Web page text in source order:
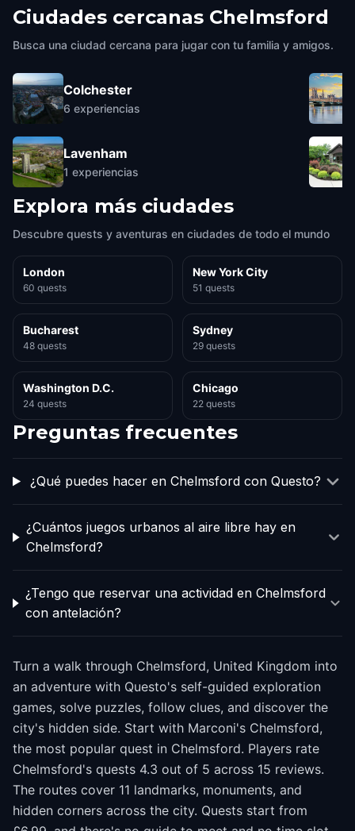
Ciudades cercanas Chelmsford
Busca una ciudad cercana para jugar con tu familia y amigos.
Colchester
6 experiencias
Lavenham
1 experiencias
Explora más ciudades
Descubre quests y aventuras en ciudades de todo el mundo
London
60 quests
New York City
51 quests
Bucharest
48 quests
Sydney
29 quests
Washington D.C.
24 quests
Chicago
22 quests
Preguntas frecuentes
¿Qué puedes hacer en Chelmsford con Questo?
¿Cuántos juegos urbanos al aire libre hay en
Chelmsford?
¿Tengo que reservar una actividad en Chelmsford
con antelación?
Turn a walk through Chelmsford, United Kingdom into
an adventure with Questo's self-guided exploration
games, solve puzzles, follow clues, and discover the
city's hidden side. Start with Marconi's Chelmsford,
the most popular quest in Chelmsford. Players rate
Chelmsford's quests 4.3 out of 5 across 15 reviews.
The routes cover 11 landmarks, monuments, and
hidden corners across the city. Quests start from